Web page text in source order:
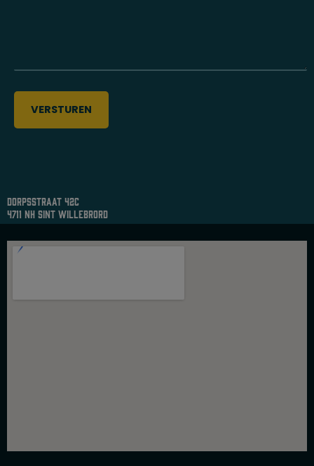
dorpsstraat 42c
4711 nh sint willebrord